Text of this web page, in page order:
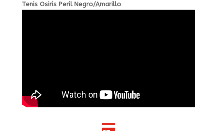
Tenis Osiris Peril Negro/Amarillo
